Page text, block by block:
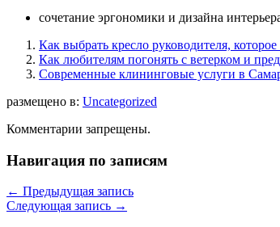
сочетание эргономики и дизайна
Как выбрать кресло руководителя,
Как любителям погонять с ветерком и
Современные клининговые услуги в
размещено в: Uncategorized
Комментарии запрещены.
Навигация по записям
← Предыдущая запись
Следующая запись →